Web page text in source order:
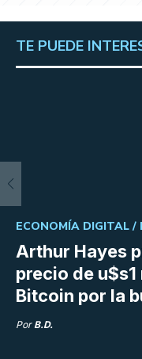
TE PUEDE
Arthur Hayes
precio de
Bitcoin por la
ECONOMÍA DIGITAL /
Por B.D.